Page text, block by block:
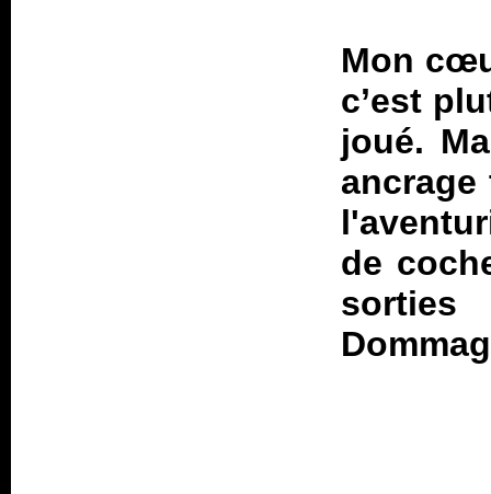
Mon
c’est
joué.
ancrage
de
sorties